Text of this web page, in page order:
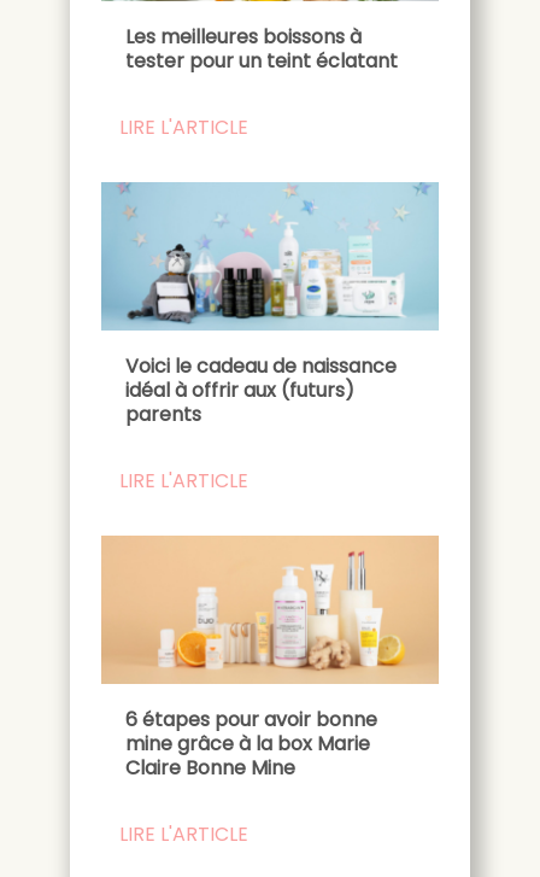
Les meilleures boissons à
tester pour un teint éclatant
LIRE L'ARTICLE
Voici le cadeau de naissance
idéal à offrir aux (futurs)
parents
LIRE L'ARTICLE
6 étapes pour avoir bonne
mine grâce à la box Marie
Claire Bonne Mine
LIRE L'ARTICLE